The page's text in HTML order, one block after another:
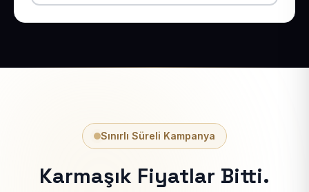
Sınırlı Süreli Kampanya
Karmaşık Fiyatlar Bitti.